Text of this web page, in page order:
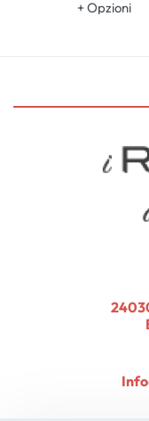
+ Opzioni